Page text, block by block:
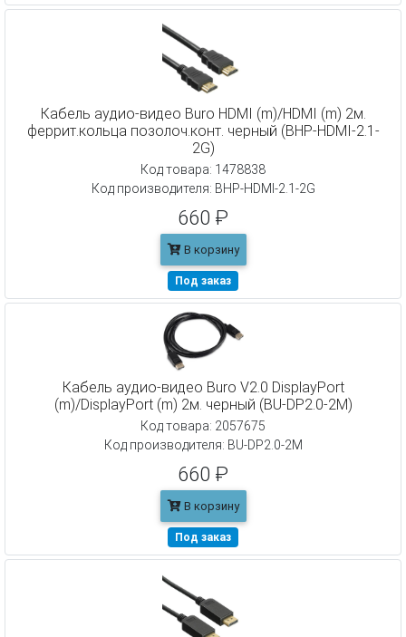
Кабель аудио-видео Buro HDMI (m)/HDMI (m) 2м.
феррит.кольца позолоч.конт. черный (BHP-HDMI-2.1-
2G)
Код товара: 1478838
Код производителя: BHP-HDMI-2.1-2G
660 ₽
В корзину
Под заказ
Кабель аудио-видео Buro V2.0 DisplayPort
(m)/DisplayPort (m) 2м. черный (BU-DP2.0-2M)
Код товара: 2057675
Код производителя: BU-DP2.0-2M
660 ₽
В корзину
Под заказ